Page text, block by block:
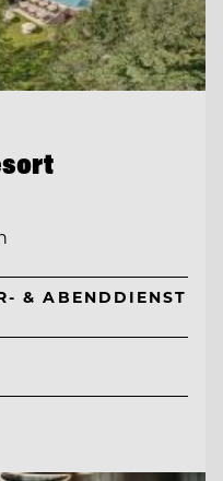
& ABENDDIENST